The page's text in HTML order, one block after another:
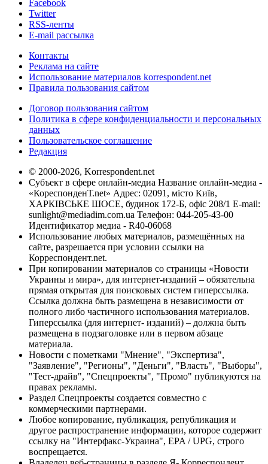
Facebook
Twitter
RSS-ленты
E-mail рассылка
Контакты
Реклама на сайте
Использование материалов korrespondent.net
Правила пользования сайтом
Договор пользования сайтом
Политика в сфере конфиденциальности и персональных
данных
Пользовательское соглашение
Редакция
© 2000-2026, Korrespondent.net
Субъект в сфере онлайн-медиа Название онлайн-медиа -
«КореспонденТ.net» Адрес: 02091, місто Київ,
ХАРКІВСЬКЕ ШОСЕ, будинок 172-Б, офіс 208/1 E-mail:
sunlight@mediadim.com.ua Телефон: 044-205-43-00
Идентификатор медиа - R40-06068
Использование любых материалов, размещённых на
сайте, разрешается при условии ссылки на
Корреспондент.net.
При копировании материалов со страницы «Новости
Украины и мира», для интернет-изданий – обязательна
прямая открытая для поисковых систем гиперссылка.
Ссылка должна быть размещена в независимости от
полного либо частичного использования материалов.
Гиперссылка (для интернет- изданий) – должна быть
размещена в подзаголовке или в первом абзаце
материала.
Новости с пометками "Мнение", "Экспертиза",
"Заявление", "Регионы", "Деньги", "Власть", "Выборы",
"Тест-драйв", "Спецпроекты", "Промо" публикуются на
правах рекламы.
Раздел Спецпроекты создается совместно с
коммерческими партнерами.
Любое копирование, публикация, републикация и
другое распространение информации, которое содержит
ссылку на "Интерфакс-Украина", EPA / UPG, строго
воспрещается.